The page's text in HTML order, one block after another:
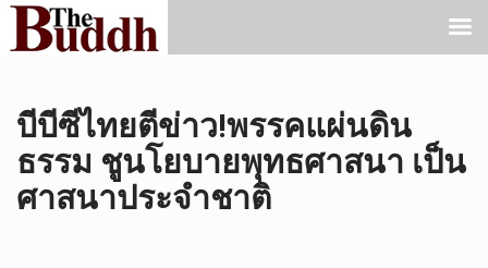
บีบีซีไทยตีข่าว!พรรคแผ่นดิน
ธรรม ชูนโยบายพุทธศาสนา เป็น
ศาสนาประจำชาติ